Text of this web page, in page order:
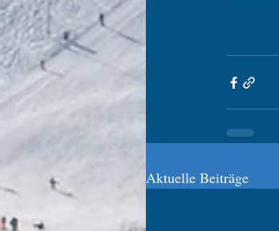
Aktuelle Beiträge